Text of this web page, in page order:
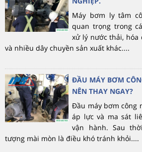
Máy bơm ly tâm
quan trọng trong
xử lý nước thải, hóa
và nhiều dây chuyền sản xuất khác....
ĐẦU MÁY BƠM
NÊN THAY NGAY?
Đầu máy bơm công
áp lực và ma sát
vận hành. Sau
tượng mài mòn là điều khó tránh khỏi....